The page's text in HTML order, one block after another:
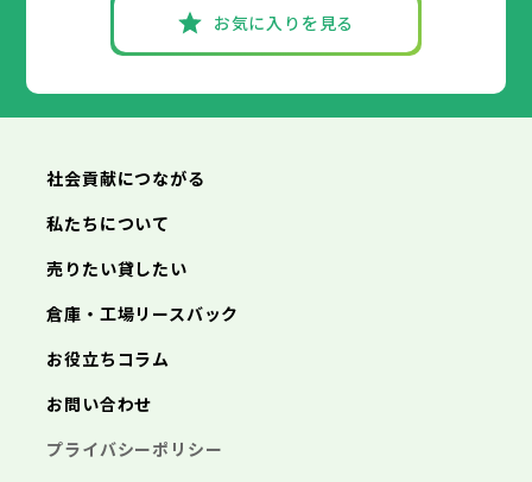
お気に入りを見る
社会貢献につながる
私たちについて
売りたい貸したい
倉庫・工場リースバック
お役立ちコラム
お問い合わせ
プライバシーポリシー